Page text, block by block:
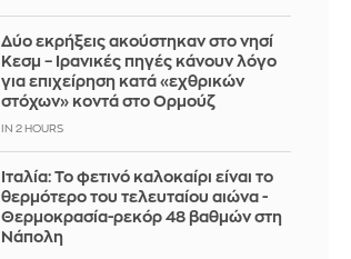
Δύο εκρήξεις ακούστηκαν στο νησί
Κεσμ – Ιρανικές πηγές κάνουν λόγο
για επιχείρηση κατά «εχθρικών
στόχων» κοντά στο Ορμούζ
IN 2 HOURS
Ιταλία: To φετινό καλοκαίρι είναι το
θερμότερο του τελευταίου αιώνα -
Θερμοκρασία-ρεκόρ 48 βαθμών στη
Νάπολη